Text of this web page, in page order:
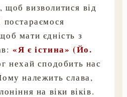
щоб визволитися від
постараємося
мати єдність з
«Я є істина» (Йо.
нехай сподобить нас
належить слава,
на віки віків.